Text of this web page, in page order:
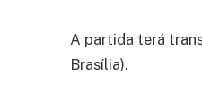
A partida terá
Brasília).